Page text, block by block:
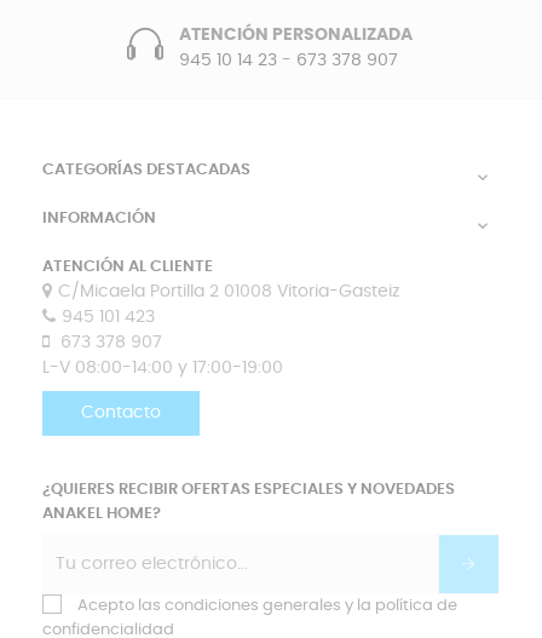
ATENCIÓN PERSONALIZADA
945 10 14 23- 673 378 907
CATEGORÍAS DESTACADAS 
INFORMACIÓN 
ATENCIÓN AL CLIENTE
C/Micaela Portilla 2 01008 Vitoria-Gasteiz
945 101 423
673 378 907
L-V 08:00-14:00 y 17:00-19:00
Contacto
¿QUIERES RECIBIR OFERTAS ESPECIALES Y NOVEDADES
ANAKEL HOME?
Acepto las condiciones generales y la política de
confidencialidad